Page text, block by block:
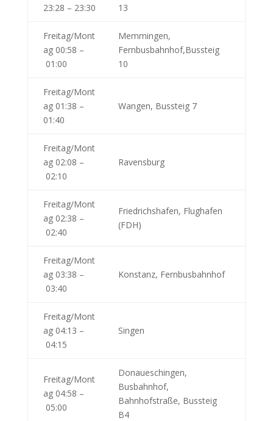
23:28 – 23:30
13
Freitag/Mont
ag 00:58 –
01:00
Memmingen,
Fernbusbahnhof,Bussteig
10
Freitag/Mont
ag 01:38 –
01:40
Wangen, Bussteig 7
Freitag/Mont
ag 02:08 –
02:10
Ravensburg
Freitag/Mont
ag 02:38 –
02:40
Friedrichshafen, Flughafen
(FDH)
Freitag/Mont
ag 03:38 –
03:40
Konstanz, Fernbusbahnhof
Freitag/Mont
ag 04:13 –
04:15
Singen
Freitag/Mont
ag 04:58 –
05:00
Donaueschingen,
Busbahnhof,
Bahnhofstraße, Bussteig
B4